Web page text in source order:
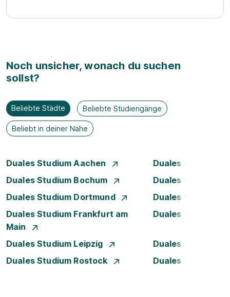
Noch unsicher, wonach du suchen
sollst?
Beliebte Städte Beliebte Studiengänge
Beliebt in deiner Nähe
Duales Studium Aachen
Duales Studium
Duales Studium Bochum
Duales Studium
Duales Studium Dortmund
Duales Studium
Duales Studium Frankfurt am
Main
Duales Studium
Duales Studium Leipzig
Duales Studium
Duales Studium Rostock
Duales Studium